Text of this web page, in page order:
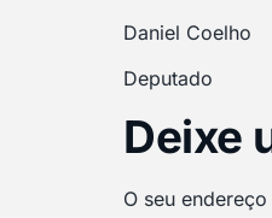
Daniel Coelho
Deputado
Deixe
O seu